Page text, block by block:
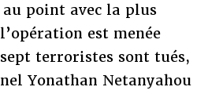
point avec la plus
est menée
terroristes sont tués,
Yonathan Netanyahou